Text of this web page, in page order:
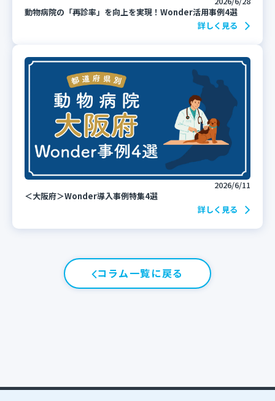
動物病院の「再診率」を向上を実現！Wonder活用事例4選
詳しく見る
2026/6/11
＜大阪府＞Wonder導入事例特集4選
詳しく見る
コラム一覧に戻る